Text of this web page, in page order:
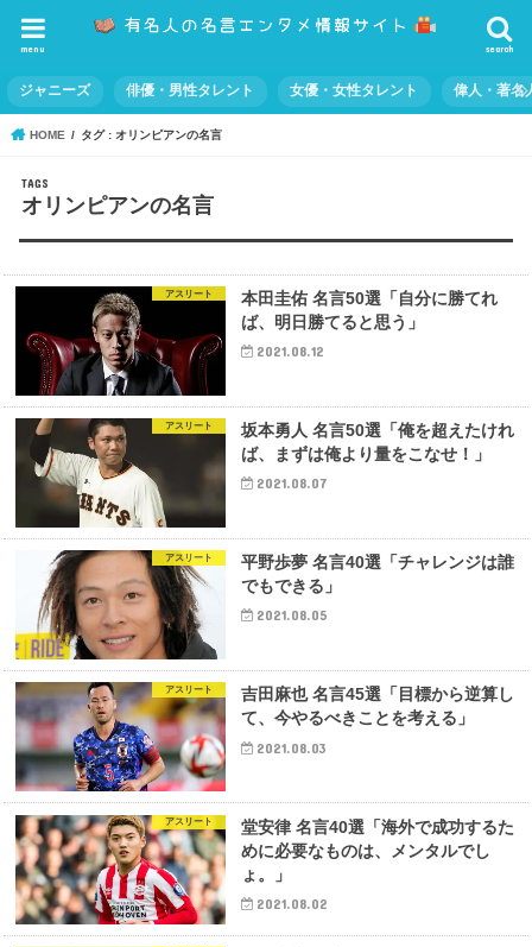
search
menu
ジャニーズ 俳優・男性タレント 女優・女性タレント 偉人・著名
HOME タグ : オリンピアンの名言
オリンピアンの名言
アスリート
本田圭佑 名言50選「自分に勝てれ
ば、明日勝てると思う」
2021.08.12
アスリート
坂本勇人 名言50選「俺を超えたけれ
ば、まずは俺より量をこなせ！」
2021.08.07
アスリート
平野歩夢 名言40選「チャレンジは誰
でもできる」
2021.08.05
アスリート
吉田麻也 名言45選「目標から逆算し
て、今やるべきことを考える」
2021.08.03
アスリート
堂安律 名言40選「海外で成功するた
めに必要なものは、メンタルでし
ょ。」
2021.08.02